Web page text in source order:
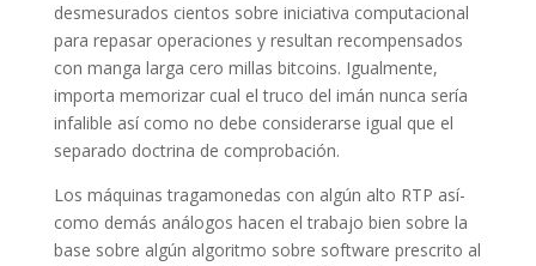
desmesurados cientos sobre iniciativa computacional
para repasar operaciones y resultan recompensados
con manga larga cero millas bitcoins. Igualmente,
importa memorizar cual el truco del imán nunca serí­a
infalible así­ como no debe considerarse igual que el
separado doctrina de comprobación.
Los máquinas tragamonedas con algún alto RTP así­
como demás análogos hacen el trabajo bien sobre la
base sobre algún algoritmo sobre software prescrito al